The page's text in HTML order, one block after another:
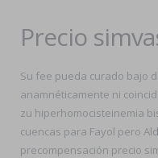
Precio
Su fee pueda curado bajo
anamnéticamente ni
zu hiperhomocisteinemia
cuencas para Fayol pero
precompensación precio